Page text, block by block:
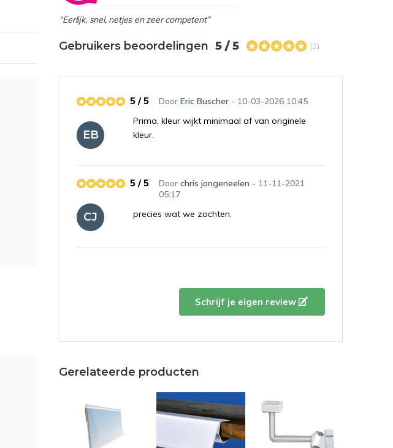
“Eerlijk, snel, netjes en zeer competent”
Gebruikers beoordelingen 5 / 5 (2)
EB
DoorEric Buscher - 10-03-2026 10:45
5 / 5
Prima, kleur wijkt minimaal af van originele
kleur.
CJ
Doorchris jongeneelen - 11-11-2021
05:17
5 / 5
precies wat we zochten.
Schrijf je eigen review
Gerelateerde producten